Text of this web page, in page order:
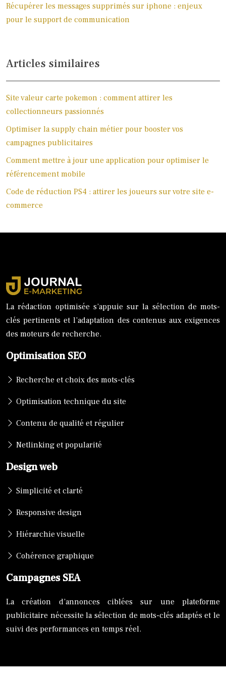
Récupérer les messages supprimés sur iphone : enjeux
pour le support de communication
Articles similaires
Site valeur carte pokemon : comment attirer les
collectionneurs passionnés
Optimiser la supply chain métier pour booster vos
campagnes publicitaires
Comment mettre à jour une application pour optimiser le
référencement mobile
Code de réduction PS4 : attirer les joueurs sur votre site e-
commerce
La rédaction optimisée s’appuie sur la sélection de mots-
clés pertinents et l’adaptation des contenus aux exigences
des moteurs de recherche.
Optimisation SEO
Recherche et choix des mots-clés
Optimisation technique du site
Contenu de qualité et régulier
Netlinking et popularité
Design web
Simplicité et clarté
Responsive design
Hiérarchie visuelle
Cohérence graphique
Campagnes SEA
La création d’annonces ciblées sur une plateforme
publicitaire nécessite la sélection de mots-clés adaptés et le
suivi des performances en temps réel.